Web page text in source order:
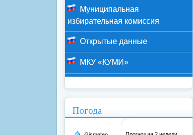
Муниципальная
избирательная комиссия
Открытые данные
МКУ «КУМИ»
Погода